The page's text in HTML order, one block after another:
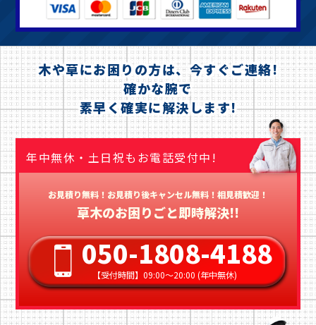
木や草にお困りの方は、今すぐご連絡!
確かな腕で
素早く確実に解決します!
年中無休・土日祝もお電話受付中!
お見積り無料！お見積り後キャンセル無料！相見積歓迎！
草木のお困りごと即時解決!!
050-1808-4188
【受付時間】09:00〜20:00 (年中無休)